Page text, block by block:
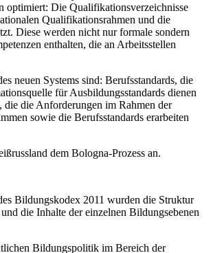
optimiert: Die Qualifikationsverzeichnisse
Qualifikationsrahmen und die
Diese werden nicht nur formale sondern
enthalten, die an Arbeitsstellen
neuen Systems sind: Berufsstandards, die
für Ausbildungsstandards dienen
die die Anforderungen im Rahmen der
sowie die Berufsstandards erarbeiten
dem Bologna-Prozess an.
Bildungskodex 2011 wurden die Struktur
die Inhalte der einzelnen Bildungsebenen
Bildungspolitik im Bereich der